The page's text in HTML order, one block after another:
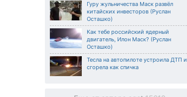
Гуру жульничества Маск развёл
китайских инвесторов (Руслан
Осташко)
Как тебе российский ядерный
двигатель, Илон Маск? (Руслан
Осташко)
Тесла на автопилоте устроила ДТП и
сгорела как спичка